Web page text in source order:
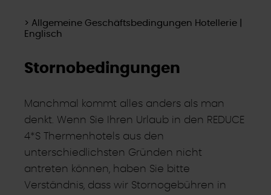
> Allgemeine Geschäftsbedingungen Hotellerie |
Englisch
Stornobedingungen
Manchmal kommt alles anders als man
denkt. Wenn Sie Ihren Urlaub in den REDUCE
4*S Thermenhotels aus den
unterschiedlichsten Gründen nicht
antreten können, haben Sie bitte
Verständnis, dass wir Stornogebühren in